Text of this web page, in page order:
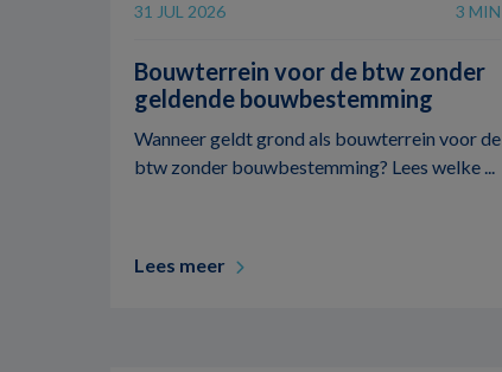
31 JUL 2026 3 MIN
Bouwterrein voor de btw zonder
geldende bouwbestemming
Wanneer geldt grond als bouwterrein voor de
btw zonder bouwbestemming? Lees welke ...
Lees meer